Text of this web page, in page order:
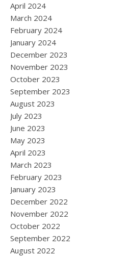
April 2024
March 2024
February 2024
January 2024
December 2023
November 2023
October 2023
September 2023
August 2023
July 2023
June 2023
May 2023
April 2023
March 2023
February 2023
January 2023
December 2022
November 2022
October 2022
September 2022
August 2022